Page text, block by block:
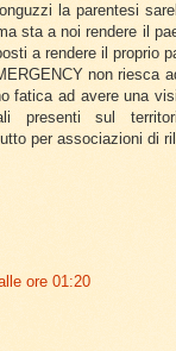
la parentesi
sta a noi rendere il
a rendere il proprio
non riesca
fatica ad avere una
presenti sul
per associazioni di
ore 01:20